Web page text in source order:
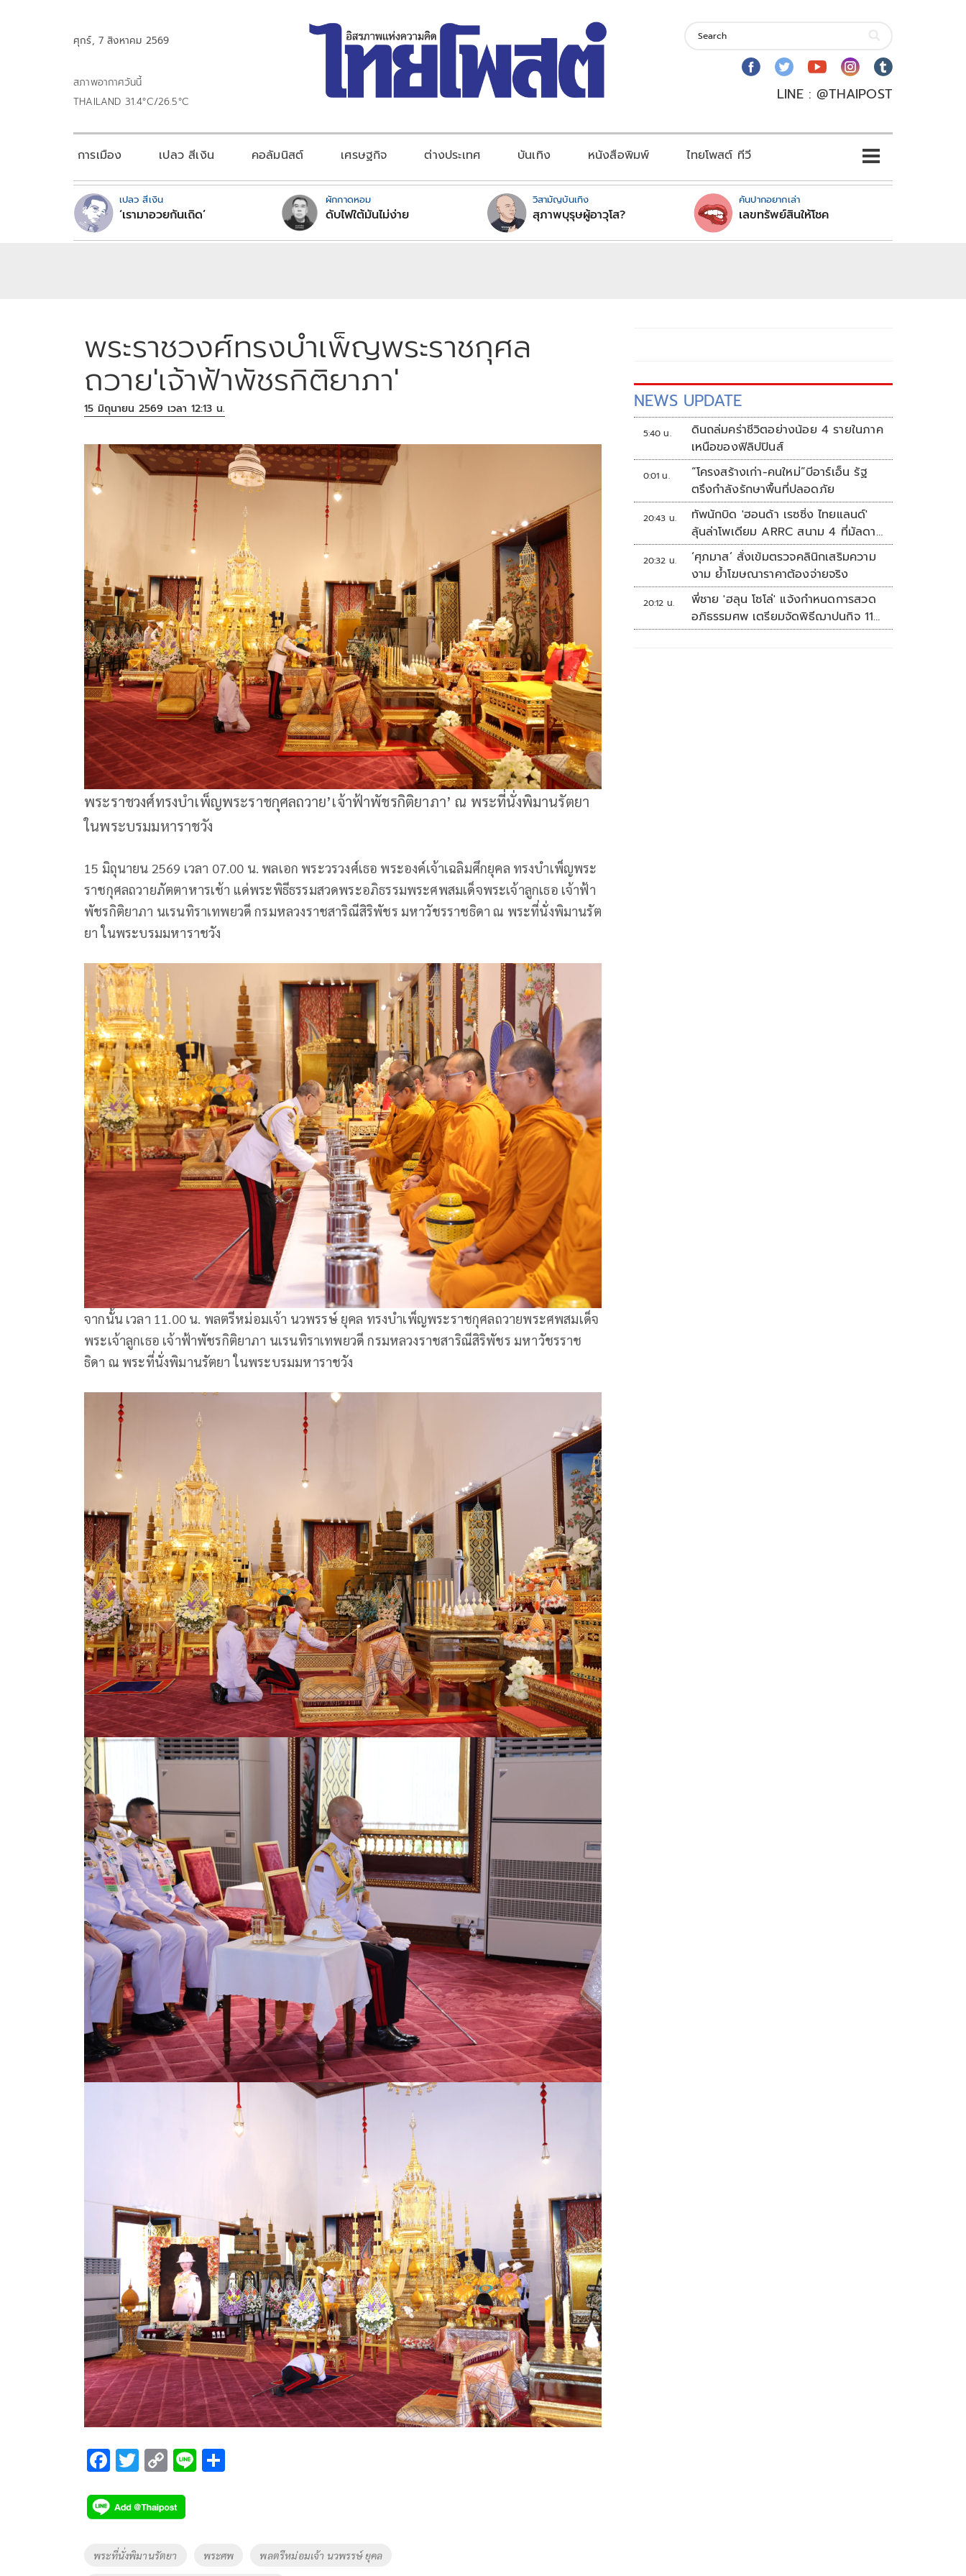
ศุกร์, 7 สิงหาคม 2569
สภาพอากาศวันนี้
THAILAND 31.4°C/26.5°C
LINE : @THAIPOST
การเมือง เปลว สีเงิน คอลัมนิสต์ เศรษฐกิจ ต่างประเทศ บันเทิง หนังสือพิมพ์ ไทยโพสต์ ทีวี
เปลว สีเงิน
‘เรามาอวยกันเถิด’
ผักกาดหอม
ดับไฟใต้มันไม่ง่าย
วิสามัญบันเทิง
สุภาพบุรุษผู้อาวุโส?
คันปากอยากเล่า
เลขทรัพย์สินให้โชค
พระราชวงศ์ทรงบำเพ็ญพระราชกุศล
ถวาย'เจ้าฟ้าพัชรกิติยาภา'
15 มิถุนายน 2569 เวลา 12:13 น.
พระราชวงศ์ทรงบำเพ็ญพระราชกุศลถวาย’เจ้าฟ้าพัชรกิติยาภา’ ณ พระที่นั่งพิมานรัตยา
ในพระบรมมหาราชวัง
15 มิถุนายน 2569 เวลา 07.00 น. พลเอก พระวรวงศ์เธอ พระองค์เจ้าเฉลิมศึกยุคล ทรงบำเพ็ญพระ
ราชกุศลถวายภัตตาหารเช้า แด่พระพิธีธรรมสวดพระอภิธรรมพระศพสมเด็จพระเจ้าลูกเธอ เจ้าฟ้า
พัชรกิติยาภา นเรนทิราเทพยวดี กรมหลวงราชสาริณีสิริพัชร มหาวัชรราชธิดา ณ พระที่นั่งพิมานรัต
ยา ในพระบรมมหาราชวัง
จากนั้น เวลา 11.00 น. พลตรีหม่อมเจ้า นวพรรษ์ ยุคล ทรงบำเพ็ญพระราชกุศลถวายพระศพสมเด็จ
พระเจ้าลูกเธอ เจ้าฟ้าพัชรกิติยาภา นเรนทิราเทพยวดี กรมหลวงราชสาริณีสิริพัชร มหาวัชรราช
ธิดา ณ พระที่นั่งพิมานรัตยา ในพระบรมมหาราชวัง
F
e
b
o
T
tt
er
C
p
y
Li
Li
Tags
พระที่นั่งพิมานรัตยา พระศพ พลตรีหม่อมเจ้า นวพรรษ์ ยุคล
NEWS UPDATE
5:40 น.
ดินถล่มคร่าชีวิตอย่างน้อย 4 รายในภาค
เหนือของฟิลิปปินส์
0:01 น.
“โครงสร้างเก่า-คนใหม่”บีอาร์เอ็น รัฐ
ตรึงกำลังรักษาพื้นที่ปลอดภัย
20:43 น.
ทัพนักบิด 'ฮอนด้า เรซซิ่ง ไทยแลนด์'
ลุ้นล่าโพเดียม ARRC สนาม 4 ที่มัลดาลิ
กา
20:32 น.
‘ศุภมาส’ สั่งเข้มตรวจคลินิกเสริมความ
งาม ย้ำโฆษณาราคาต้องจ่ายจริง
20:12 น.
พี่ชาย 'ฮลุน โซโล่' แจ้งกำหนดการสวด
อภิธรรมศพ เตรียมจัดพิธีฌาปนกิจ 11
ส.ค.